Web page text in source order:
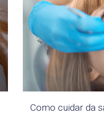
Como cuidar da